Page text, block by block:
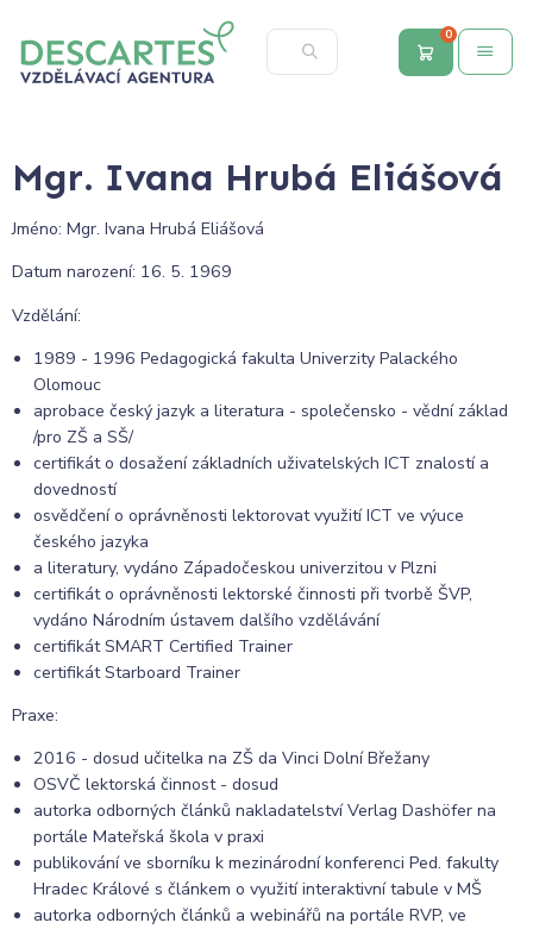
0
Mgr. Ivana Hrubá Eliášová
Jméno: Mgr. Ivana Hrubá Eliášová
Datum narození: 16. 5. 1969
Vzdělání:
1989 - 1996 Pedagogická fakulta Univerzity Palackého
Olomouc
aprobace český jazyk a literatura - společensko - vědní základ
/pro ZŠ a SŠ/
certifikát o dosažení základních uživatelských ICT znalostí a
dovedností
osvědčení o oprávněnosti lektorovat využití ICT ve výuce
českého jazyka
a literatury, vydáno Západočeskou univerzitou v Plzni
certifikát o oprávněnosti lektorské činnosti při tvorbě ŠVP,
vydáno Národním ústavem dalšího vzdělávání
certifikát SMART Certified Trainer
certifikát Starboard Trainer
Praxe:
2016 - dosud učitelka na ZŠ da Vinci Dolní Břežany
OSVČ lektorská činnost - dosud
autorka odborných článků nakladatelství Verlag Dashöfer na
portále Mateřská škola v praxi
publikování ve sborníku k mezinárodní konferenci Ped. fakulty
Hradec Králové s článkem o využití interaktivní tabule v MŠ
autorka odborných článků a webinářů na portále RVP, ve